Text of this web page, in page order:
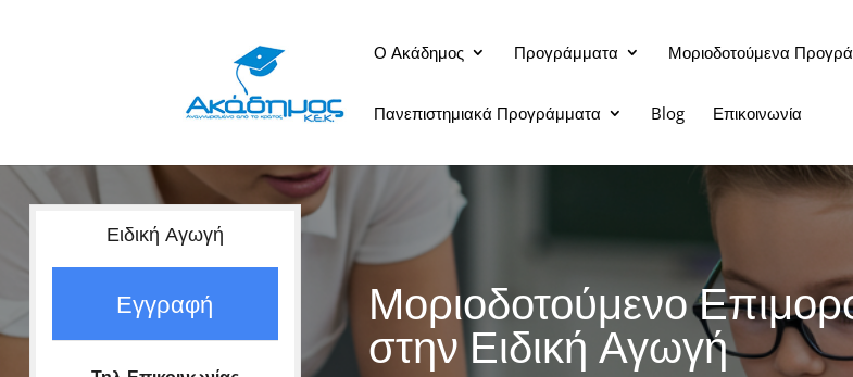
Ο Ακάδημος Προγράμματα Μοριοδοτούμενα
Πανεπιστημιακά Προγράμματα Blog Επικοινωνία
Μοριοδοτούμενο
στην Ειδική Αγωγή
Ειδική Αγωγή
Εγγραφή